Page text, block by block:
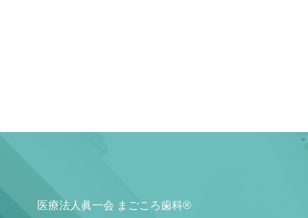
医療法人眞一会 まごころ歯科®